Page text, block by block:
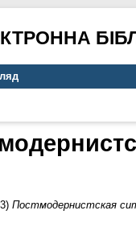
Постмодернистская